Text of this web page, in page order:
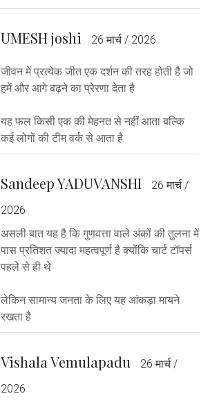
UMESH joshi 26 मार्च / 2026
जीवन में प्रत्येक जीत एक दर्शन की तरह होती है जो
हमें और आगे बढ़ने का प्रेरणा देता है
यह फल किसी एक की मेहनत से नहीं आता बल्कि
कई लोगों की टीम वर्क से आता है
Sandeep YADUVANSHI
26 मार्च /
2026
असली बात यह है कि गुणवत्ता वाले अंकों की तुलना में
पास प्रतिशत ज्यादा महत्वपूर्ण है क्योंकि चार्ट टॉपर्स
पहले से ही थे
लेकिन सामान्य जनता के लिए यह आंकड़ा मायने
रखता है
Vishala Vemulapadu
26 मार्च /
2026